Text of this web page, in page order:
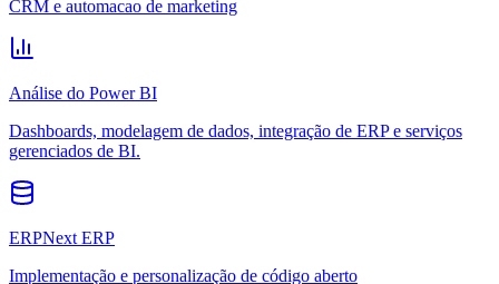
CRM e automacao de marketing
Análise do Power BI
Dashboards, modelagem de dados, integração de ERP e serviços
gerenciados de BI.
ERPNext ERP
Implementação e personalização de código aberto